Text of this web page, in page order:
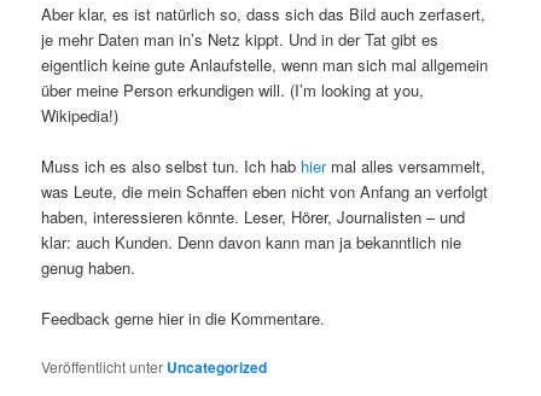
Aber klar, es ist natürlich so, dass sich das Bild auch zerfasert,
je mehr Daten man in’s Netz kippt. Und in der Tat gibt es
eigentlich keine gute Anlaufstelle, wenn man sich mal allgemein
über meine Person erkundigen will. (I’m looking at you,
Wikipedia!)
Muss ich es also selbst tun. Ich hab hiermal alles versammelt,
was Leute, die mein Schaffen eben nicht von Anfang an verfolgt
haben, interessieren könnte. Leser, Hörer, Journalisten – und
klar: auch Kunden. Denn davon kann man ja bekanntlich nie
genug haben.
Feedback gerne hier in die Kommentare.
Veröffentlicht unter Uncategorized